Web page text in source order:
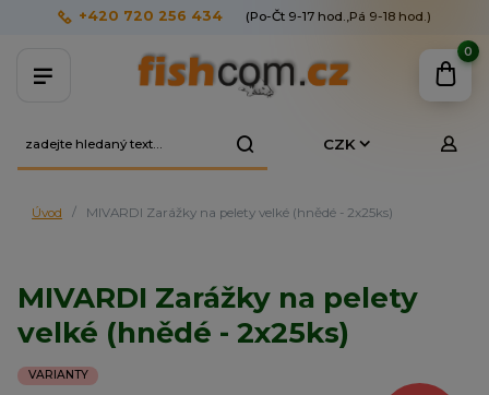
CZK
+420 720 256 434 (Po-Čt 9-17 hod.,Pá 9-18 hod.)
0
Úvod MIVARDI Zarážky na pelety velké (hnědé - 2x25ks)
MIVARDI Zarážky na pelety
velké (hnědé - 2x25ks)
VARIANTY